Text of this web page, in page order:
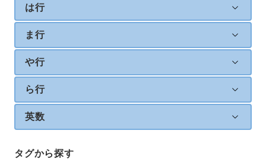
は行
ま行
や行
ら行
英数
タグから探す